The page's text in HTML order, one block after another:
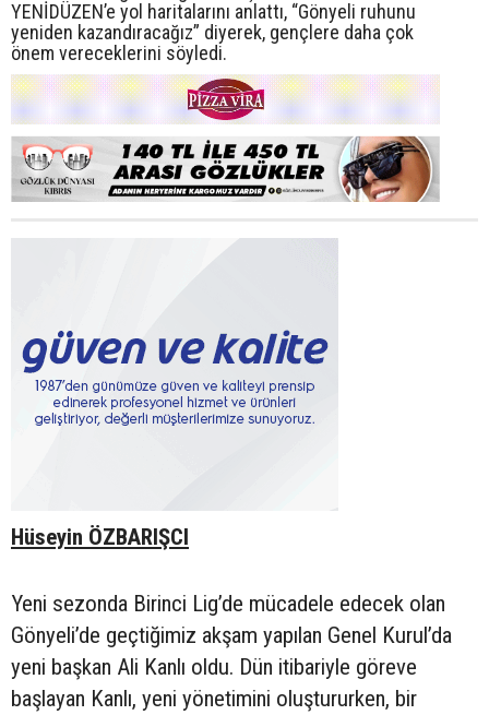
YENİDÜZEN’e yol haritalarını anlattı, “Gönyeli ruhunu
yeniden kazandıracağız” diyerek, gençlere daha çok
önem vereceklerini söyledi.
Hüseyin ÖZBARIŞCI
Yeni sezonda Birinci Lig’de mücadele edecek olan
Gönyeli’de geçtiğimiz akşam yapılan Genel Kurul’da
yeni başkan Ali Kanlı oldu. Dün itibariyle göreve
başlayan Kanlı, yeni yönetimini oluştururken, bir